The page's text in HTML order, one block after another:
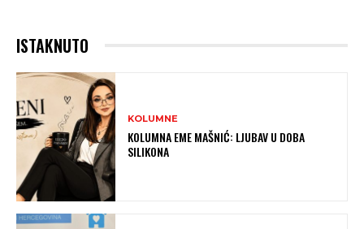
ISTAKNUTO
KOLUMNE
KOLUMNA EME MAŠNIĆ: LJUBAV U DOBA
SILIKONA